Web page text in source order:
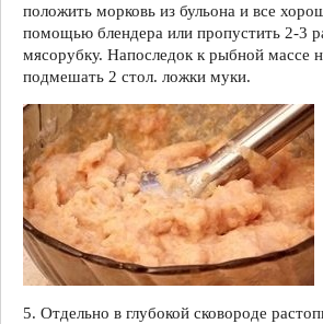
положить морковь из бульона и все
помощью блендера или пропустить 2-3
мясорубку. Напоследок к рыбной массе
подмешать 2 стол. ложки муки.
5. Отдельно в глубокой сковороде